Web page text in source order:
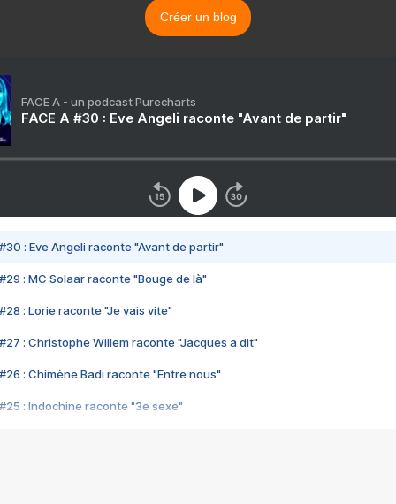
Créer un blog
FACE A - un podcast Purecharts
FACE A #30 : Eve Angeli raconte "Avant de partir"
#30 : Eve Angeli raconte "Avant de partir"
#29 : MC Solaar raconte "Bouge de là"
#28 : Lorie raconte "Je vais vite"
#27 : Christophe Willem raconte "Jacques a dit"
#26 : Chimène Badi raconte "Entre nous"
#25 : Indochine raconte "3e sexe"